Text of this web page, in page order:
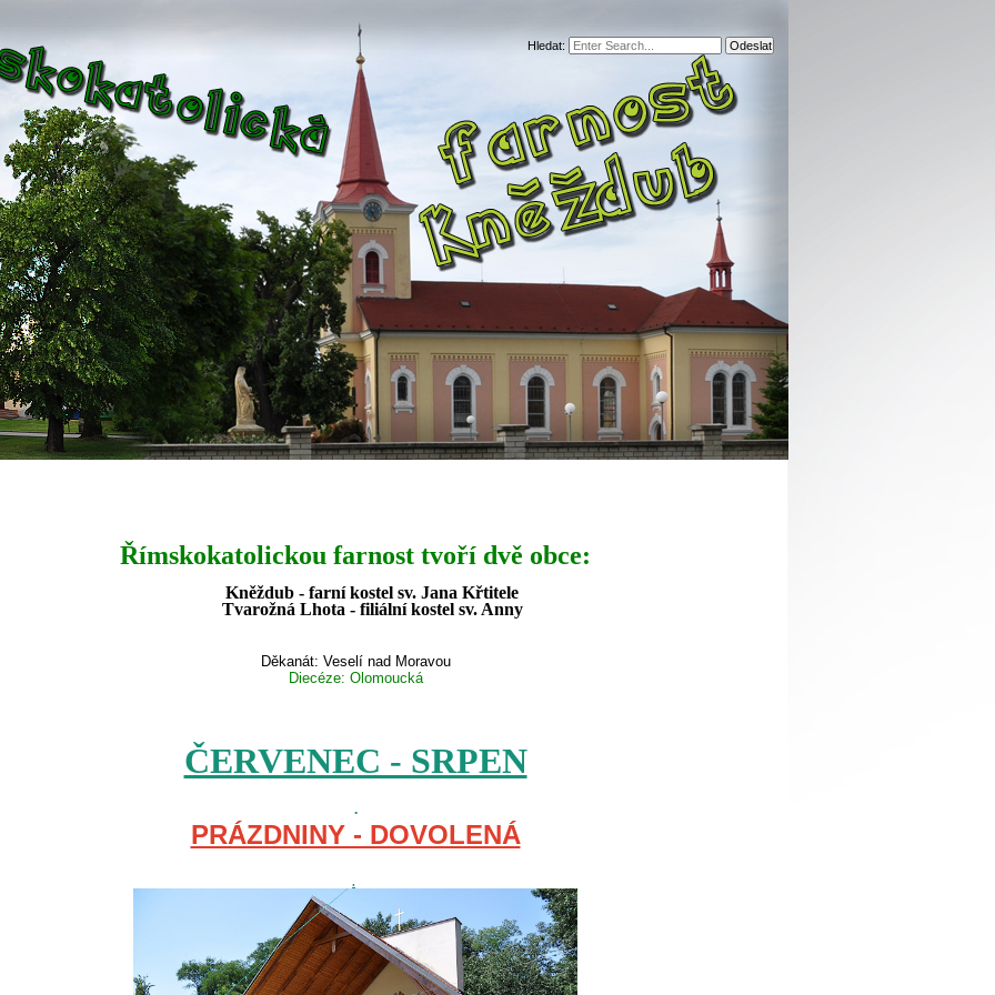
Hledat:
Římskokatolickou farnost tvoří dvě obce:
Kněždub - farní kostel sv. Jana Křtitele
Tvarožná Lhota - filiální kostel sv. Anny
Děkanát: Veselí nad Moravou
Diecéze: Olomoucká
ČERVENEC - SRPEN
.
PRÁZDNINY - DOVOLENÁ
.